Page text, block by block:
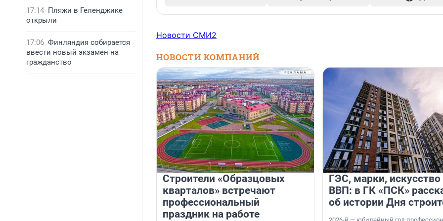
17:14 Пляжи в Геленджике
открыли
17:06 Финляндия собирается
ввести новый экзамен на
гражданство
Новости СМИ2
НОВОСТИ КОМПАНИЙ
Строители «Образцовых
кварталов» встречают
профессиональный
праздник на работе
ГЭС, марки, искусство
ВВП: в ГК «ПСК»
об истории Дня